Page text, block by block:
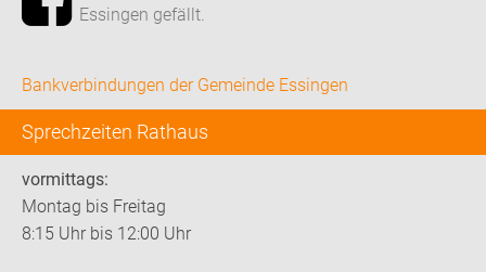
Essingen gefällt.
Bankverbindungen der Gemeinde Essingen
Sprechzeiten Rathaus
vormittags:
Montag bis Freitag
8:15 Uhr bis 12:00 Uhr